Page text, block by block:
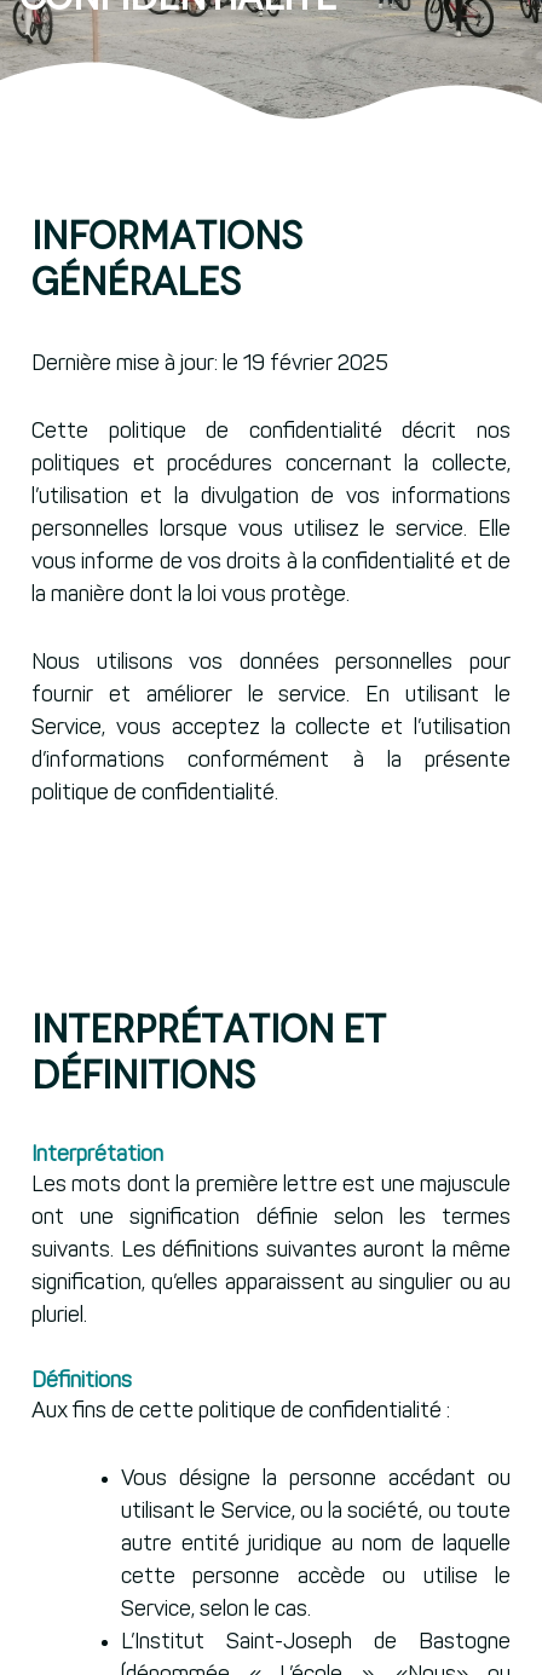
Informations
générales
Dernière mise à jour: le 19 février 2025
Cette politique de confidentialité décrit nos
politiques et procédures concernant la collecte,
l’utilisation et la divulgation de vos informations
personnelles lorsque vous utilisez le service. Elle
vous informe de vos droits à la confidentialité et de
la manière dont la loi vous protège.
Nous utilisons vos données personnelles pour
fournir et améliorer le service. En utilisant le
Service, vous acceptez la collecte et l’utilisation
d’informations conformément à la présente
politique de confidentialité.
Interprétation et
définitions
Interprétation
Les mots dont la première lettre est une majuscule
ont une signification définie selon les termes
suivants. Les définitions suivantes auront la même
signification, qu’elles apparaissent au singulier ou au
pluriel.
Définitions
Aux fins de cette politique de confidentialité :
Vous désigne la personne accédant ou
utilisant le Service, ou la société, ou toute
autre entité juridique au nom de laquelle
cette personne accède ou utilise le
Service, selon le cas.
L’Institut Saint-Joseph de Bastogne